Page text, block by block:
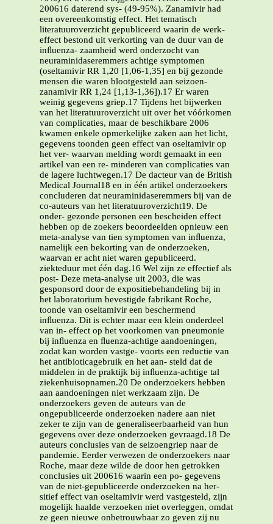
200616 daterend sys- (49-95%). Zanamivir had
een overeenkomstig effect. Het tematisch
literatuuroverzicht gepubliceerd waarin de werk-
effect bestond uit verkorting van de duur van de
inﬂuenza- zaamheid werd onderzocht van
neuraminidaseremmers achtige symptomen
(oseltamivir RR 1,20 [1,06-1,35] en bij gezonde
mensen die waren blootgesteld aan seizoen-
zanamivir RR 1,24 [1,13-1,36]).17 Er waren
weinig gegevens griep.17 Tijdens het bijwerken
van het literatuuroverzicht uit over het vóórkomen
van complicaties, maar de beschikbare 2006
kwamen enkele opmerkelijke zaken aan het licht,
gegevens toonden geen effect van oseltamivir op
het ver- waarvan melding wordt gemaakt in een
artikel van een re- minderen van complicaties van
de lagere luchtwegen.17 De dacteur van de British
Medical Journal18 en in één artikel onderzoekers
concluderen dat neuraminidaseremmers bij van de
co-auteurs van het literatuuroverzicht19. De
onder- gezonde personen een bescheiden effect
hebben op de zoekers beoordeelden opnieuw een
meta-analyse van tien symptomen van inﬂuenza,
namelijk een bekorting van de onderzoeken,
waarvan er acht niet waren gepubliceerd.
ziekteduur met één dag.16 Wel zijn ze effectief als
post- Deze meta-analyse uit 2003, die was
gesponsord door de expositiebehandeling bij in
het laboratorium bevestigde fabrikant Roche,
toonde van oseltamivir een beschermend
inﬂuenza. Dit is echter maar een klein onderdeel
van in- effect op het voorkomen van pneumonie
bij inﬂuenza en ﬂuenza-achtige aandoeningen,
zodat kan worden vastge- voorts een reductie van
het antibioticagebruik en het aan- steld dat de
middelen in de praktijk bij inﬂuenza-achtige tal
ziekenhuisopnamen.20 De onderzoekers hebben
aan aandoeningen niet werkzaam zijn. De
onderzoekers geven de auteurs van de
ongepubliceerde onderzoeken nadere aan niet
zeker te zijn van de generaliseerbaarheid van hun
gegevens over deze onderzoeken gevraagd.18 De
auteurs conclusies van de seizoengriep naar de
pandemie. Eerder verwezen de onderzoekers naar
Roche, maar deze wilde de door hen getrokken
conclusies uit 200616 waarin een po- gegevens
van de niet-gepubliceerde onderzoeken na her-
sitief effect van oseltamivir werd vastgesteld, zijn
mogelijk haalde verzoeken niet overleggen, omdat
ze geen nieuwe onbetrouwbaar zo geven zij nu